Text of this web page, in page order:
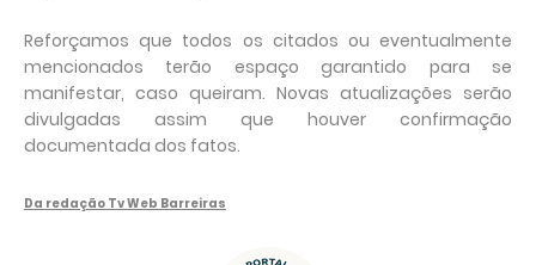
Reforçamos que todos os citados ou eventualmente
mencionados terão espaço garantido para se
manifestar, caso queiram. Novas atualizações serão
divulgadas assim que houver confirmação
documentada dos fatos.
Da redação Tv Web Barreiras